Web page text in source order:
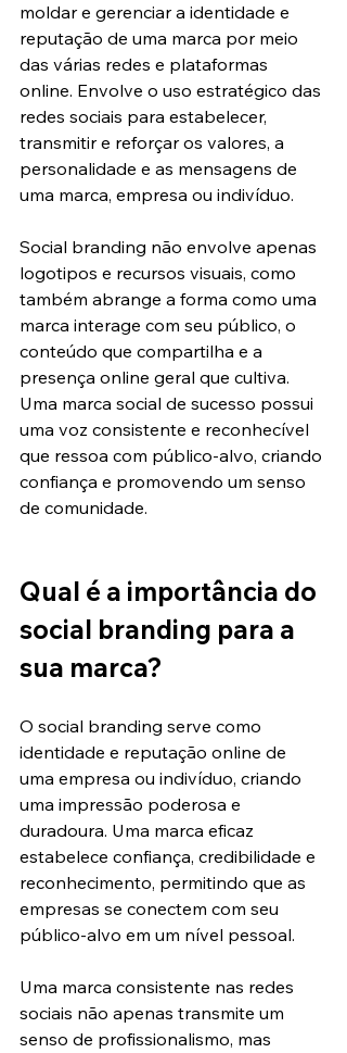
moldar e gerenciar a identidade e
reputação de uma marca por meio
das várias redes e plataformas
online. Envolve o uso estratégico das
redes sociais para estabelecer,
transmitir e reforçar os valores, a
personalidade e as mensagens de
uma marca, empresa ou indivíduo.
Social branding não envolve apenas
logotipos e recursos visuais, como
também abrange a forma como uma
marca interage com seu público, o
conteúdo que compartilha e a
presença online geral que cultiva.
Uma marca social de sucesso possui
uma voz consistente e reconhecível
que ressoa com público-alvo, criando
confiança e promovendo um senso
de comunidade.
Qual é a importância do
social branding para a
sua marca?
O social branding serve como
identidade e reputação online de
uma empresa ou indivíduo, criando
uma impressão poderosa e
duradoura. Uma marca eficaz
estabelece confiança, credibilidade e
reconhecimento, permitindo que as
empresas se conectem com seu
público-alvo em um nível pessoal.
Uma marca consistente nas redes
sociais não apenas transmite um
senso de profissionalismo, mas